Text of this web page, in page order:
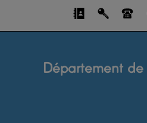
Département